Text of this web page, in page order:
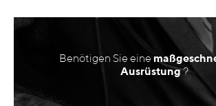
Benötigen Sie eine
Ausrüstung?